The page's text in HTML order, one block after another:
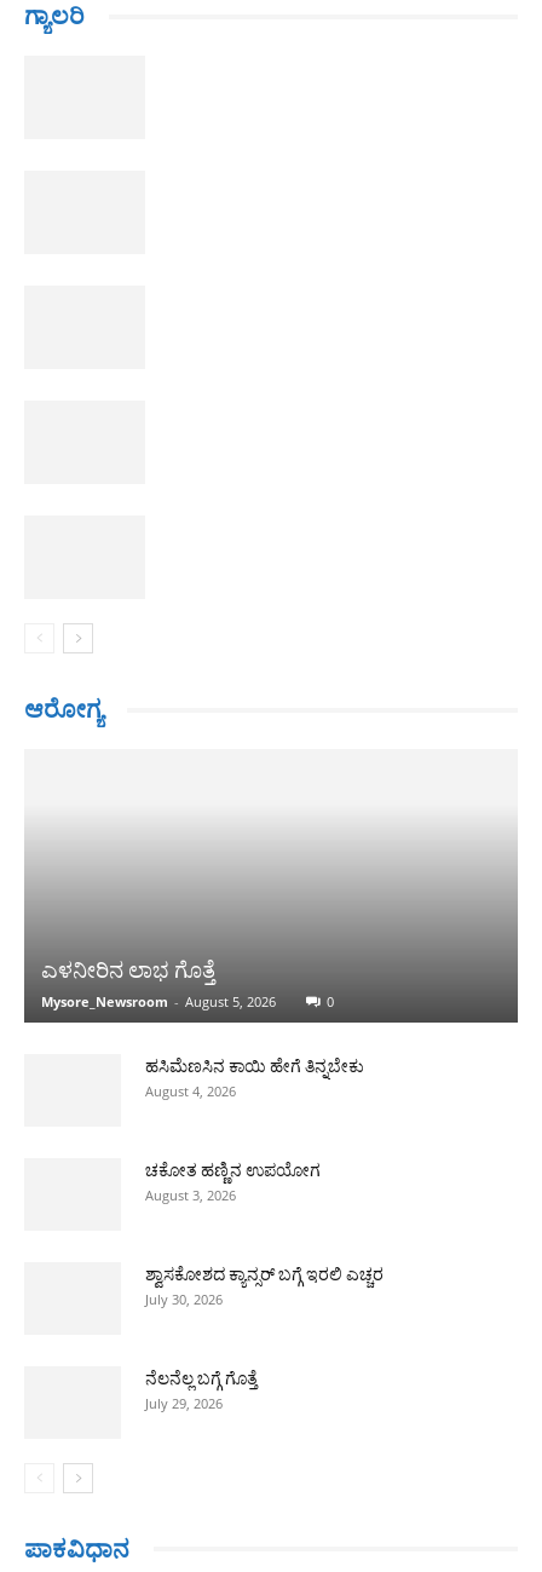
ಗ್ಯಾಲರಿ
ಆರೋಗ್ಯ
ಎಳನೀರಿನ ಲಾಭ ಗೊತ್ತೆ
Mysore_Newsroom - August 5, 2026 0
ಹಸಿಮೆಣಸಿನ ಕಾಯಿ ಹೇಗೆ ತಿನ್ನಬೇಕು
August 4, 2026
ಚಕೋತ ಹಣ್ಣಿನ ಉಪಯೋಗ
August 3, 2026
ಶ್ವಾಸಕೋಶದ ಕ್ಯಾನ್ಸರ್ ಬಗ್ಗೆ ಇರಲಿ ಎಚ್ಚರ
July 30, 2026
ನೆಲನೆಲ್ಲ ಬಗ್ಗೆ ಗೊತ್ತೆ
July 29, 2026
ಪಾಕವಿಧಾನ